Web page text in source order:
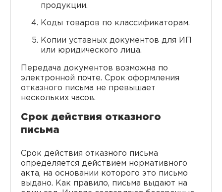
продукции.
Коды товаров по классификаторам.
Копии уставных документов для ИП
или юридического лица.
Передача документов возможна по
электронной почте. Срок оформления
отказного письма не превышает
нескольких часов.
Срок действия отказного
письма
Срок действия отказного письма
определяется действием нормативного
акта, на основании которого это письмо
выдано. Как правило, письма выдают на